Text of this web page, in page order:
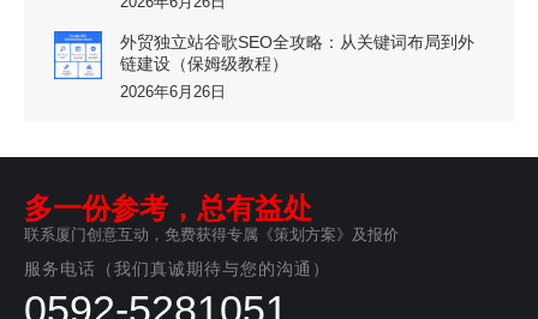
外贸独立站谷歌SEO全攻略：从关键词布局到外
链建设（保姆级教程）
2026年6月26日
多一份参考，总有益处
联系厦门创意互动，免费获得专属《策划方案》及报价
服务电话（我们真诚期待与您的沟通）
0592-5281051